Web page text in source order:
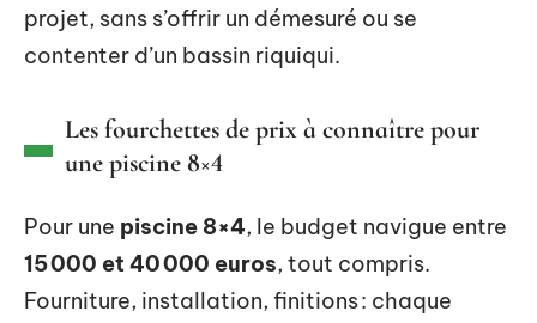
projet, sans s’offrir un démesuré ou se
contenter d’un bassin riquiqui.
Les fourchettes de prix à connaître pour
une piscine 8×4
Pour une piscine 8×4, le budget navigue entre
15 000 et 40 000 euros, tout compris.
Fourniture, installation, finitions : chaque